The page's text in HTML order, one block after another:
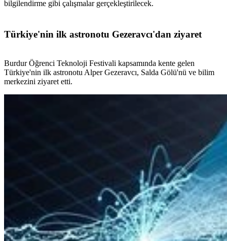
bilgilendirme gibi çalışmalar gerçekleştirilecek.
Türkiye'nin ilk astronotu Gezeravcı'dan ziyaret
Burdur Öğrenci Teknoloji Festivali kapsamında kente gelen
Türkiye'nin ilk astronotu Alper Gezeravcı, Salda Gölü'nü ve bilim
merkezini ziyaret etti.